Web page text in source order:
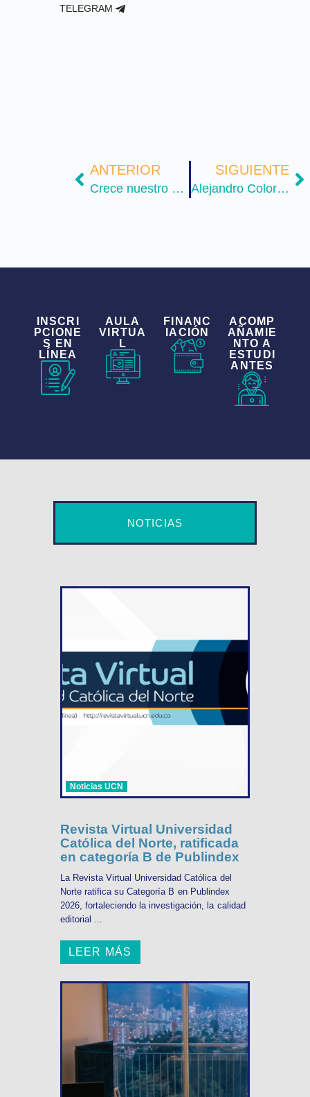
TELEGRAM
ANTERIOR
Crece nuestro portafolio con la Licenciatura en Educación Básica Primaria
SIGUIENTE
Alejandro Colorado, ya disfruta de la beca en la Florida Global University
INSCRI
PCIONE
S EN
LÍNEA
AULA
VIRTUA
L
FINANC
IACIÓN
ACOMP
AÑAMIE
NTO A
ESTUDI
ANTES
NOTICIAS
Noticias UCN
Revista Virtual Universidad
Católica del Norte, ratificada
en categoría B de Publindex
La Revista Virtual Universidad Católica del
Norte ratifica su Categoría B en Publindex
2026, fortaleciendo la investigación, la calidad
editorial ...
LEER MÁS